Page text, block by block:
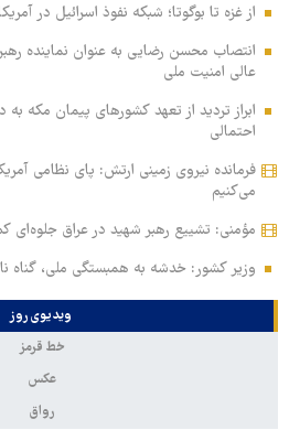
از غزه تا بوگوتا؛ شبکه نفوذ اسرائیل در
انتصاب محسن رضایی به عنوان نماینده
عالی امنیت ملی
ابراز تردید از تعهد کشورهای پیمان مکه به
احتمالی
فرمانده نیروی زمینی ارتش: پای نظامی
می‌کنیم
مؤمنی: تشییع رهبر شهید در عراق جلوه‌ای
وزیر کشور: خدشه به همبستگی ملی، گناه
ویدیوی روز
خط قرمز
عکس
رواق